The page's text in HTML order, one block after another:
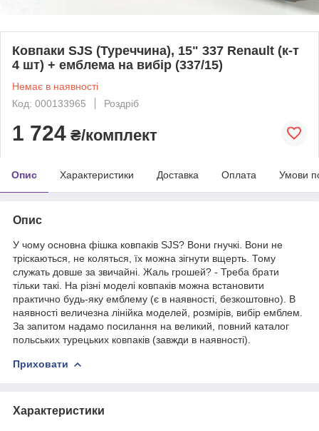
Ковпаки SJS (Туреччина), 15" 337 Renault (к-т
4 шт) + емблема на вибір (337/15)
Немає в наявності
Код: 000133965
Роздріб
1 724 ₴/комплект
Опис Характеристики Доставка Оплата Умови
Опис
У чому основна фішка ковпаків SJS? Вони гнучкі. Вони не
тріскаються, не коляться, їх можна зігнути вщерть. Тому
служать довше за звичайні. Жаль грошей? - Треба брати
тільки такі. На різні моделі ковпаків можна встановити
практично будь-яку емблему (є в наявності, безкоштовно). В
наявності величезна лінійка моделей, розмірів, вибір емблем.
За запитом надамо посилання на великий, повний каталог
польських турецьких ковпаків (завжди в наявності).
Приховати
Характеристики